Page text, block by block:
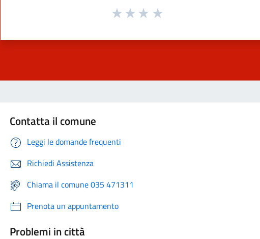
Contatta il comune
Leggi le domande frequenti
Richiedi Assistenza
Chiama il comune 035 471311
Prenota un appuntamento
Problemi in città